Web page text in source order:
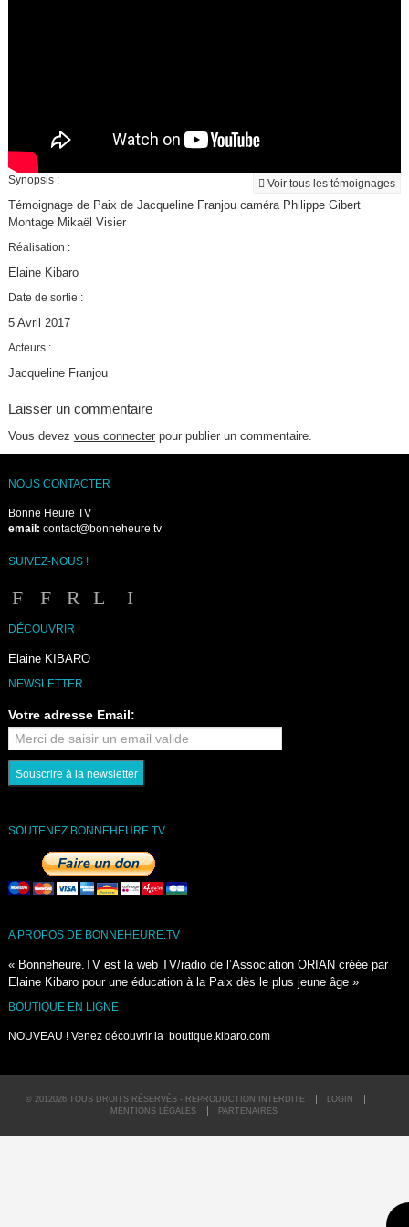
Voir tous les témoignages
Synopsis :
Témoignage de Paix de Jacqueline Franjou caméra Philippe Gibert
Montage Mikaël Visier
Réalisation :
Elaine Kibaro
Date de sortie :
5 Avril 2017
Acteurs :
Jacqueline Franjou
Laisser un commentaire
Vous devez vous connecterpour publier un commentaire.
NOUS CONTACTER
Bonne Heure TV
email: contact@bonneheure.tv
SUIVEZ-NOUS !
DÉCOUVRIR
Elaine KIBARO
NEWSLETTER
Votre adresse Email:
SOUTENEZ BONNEHEURE.TV
A PROPOS DE BONNEHEURE.TV
« Bonneheure.TV est la web TV/radio de l’Association ORIAN créée par
Elaine Kibaro pour une éducation à la Paix dès le plus jeune âge »
BOUTIQUE EN LIGNE
NOUVEAU ! Venez découvrir la boutique.kibaro.com
© 2012026 TOUS DROITS RÉSERVÉS - REPRODUCTION INTERDITE
LOGIN
MENTIONS LÉGALES
PARTENAIRES